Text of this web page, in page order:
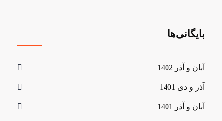
بایگانی‌ها
آبان و آذر 1402
آذر و دی 1401
آبان و آذر 1401